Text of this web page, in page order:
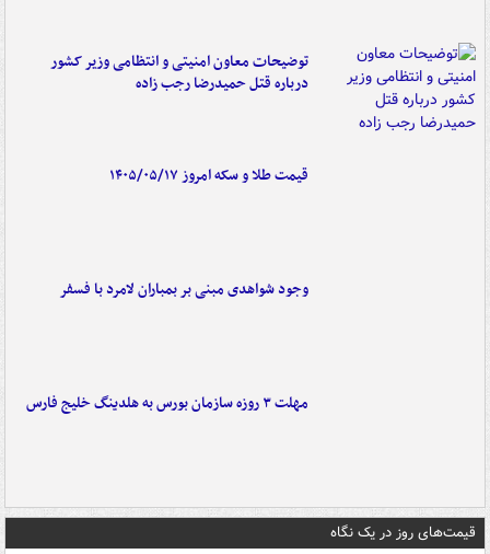
توضیحات معاون امنیتی و انتظامی وزیر کشور
درباره قتل حمیدرضا رجب زاده
قیمت طلا و سکه امروز ۱۴۰۵/۰۵/۱۷
وجود شواهدی مبنی بر بمباران لامرد با فسفر
مهلت ۳ روزه سازمان بورس به هلدینگ خلیج فارس
قیمت‌های روز در یک نگاه